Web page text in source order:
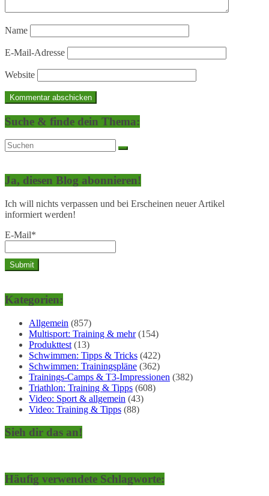
Name
E-Mail-Adresse
Website
Suche & finde dein Thema:
Ja, diesen Blog abonnieren!
Ich will nichts verpassen und bei Erscheinen neuer Artikel
informiert werden!
E-Mail*
Kategorien:
Allgemein (857)
Multisport: Training & mehr(154)
Produkttest (13)
Schwimmen: Tipps & Tricks (422)
Schwimmen: Trainingspläne (362)
Trainings-Camps & T3-Impressionen (382)
Triathlon: Training & Tipps (608)
Video: Sport & allgemein (43)
Video: Training & Tipps (88)
Sieh dir das an!
Häufig verwendete Schlagworte: